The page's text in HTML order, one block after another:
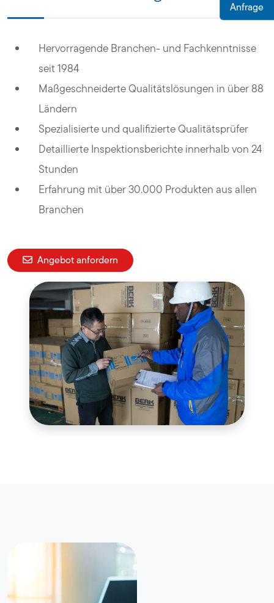
Hervorragende Branchen- und Fachkenntnisse
seit 1984
Maßgeschneiderte Qualitätslösungen in über 88
Ländern
Spezialisierte und qualifizierte Qualitätsprüfer
Detaillierte Inspektionsberichte innerhalb von 24
Stunden
Erfahrung mit über 30.000 Produkten aus allen
Branchen
Angebot anfordern
Anfrage